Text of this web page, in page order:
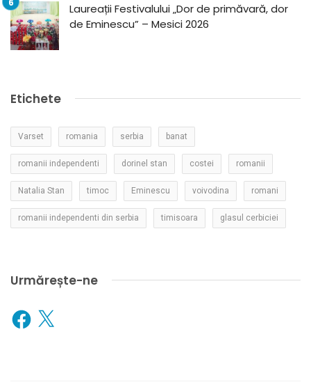
Laureații Festivalului „Dor de primăvară, dor
de Eminescu” – Mesici 2026
Etichete
Varset romania serbia banat
romanii independenti dorinel stan costei romanii
Natalia Stan timoc Eminescu voivodina romani
romanii independenti din serbia timisoara glasul cerbiciei
Urmărește-ne
Facebook
X